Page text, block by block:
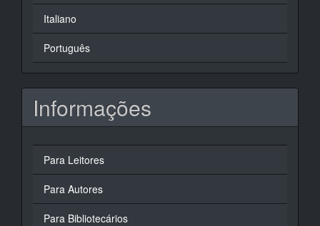
Italiano
Português
Informações
Para Leitores
Para Autores
Para Bibliotecários